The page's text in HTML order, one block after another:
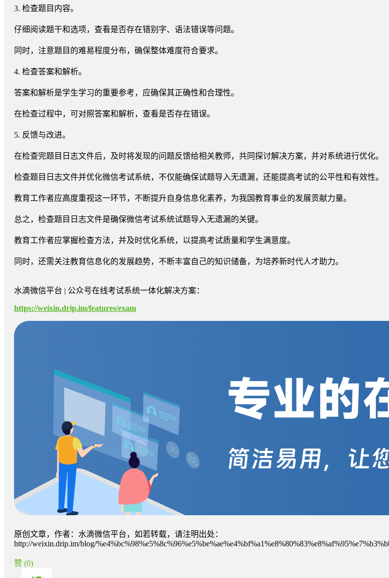
3. 检查题目内容。
仔细阅读题干和选项，查看是否存在错别字、语法错误等问题。
同时，注意题目的难易程度分布，确保整体难度符合要求。
4. 检查答案和解析。
答案和解析是学生学习的重要参考，应确保其正确性和合理性。
在检查过程中，可对照答案和解析，查看是否存在错误。
5. 反馈与改进。
在检查完题目日志文件后，及时将发现的问题反馈给相关教师，共同探讨解决方案，并对系统进行优化。
检查题目日志文件并优化微信考试系统，不仅能确保试题导入无遗漏，还能提高考试的公平性和有效性。
教育工作者应高度重视这一环节，不断提升自身信息化素养，为我国教育事业的发展贡献力量。
总之，检查题目日志文件是确保微信考试系统试题导入无遗漏的关键。
教育工作者应掌握检查方法，并及时优化系统，以提高考试质量和学生满意度。
同时，还需关注教育信息化的发展趋势，不断丰富自己的知识储备，为培养新时代人才助力。
水滴微信平台 | 公众号在线考试系统一体化解决方案：
https://weixin.drip.im/features/exam
原创文章，作者：水滴微信平台，如若转载，请注明出处：
http://weixin.drip.im/blog/
赞 (0)